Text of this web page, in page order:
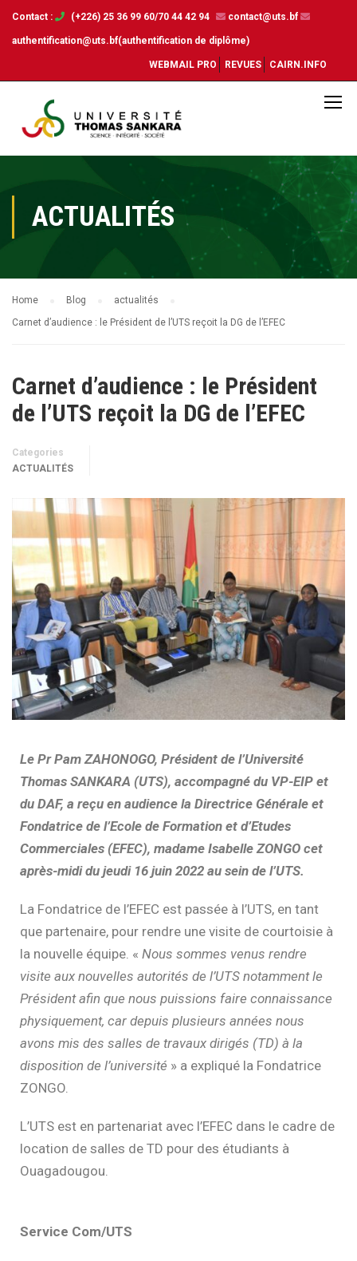
Contact : (+226) 25 36 99 60/70 44 42 94 contact@uts.bf
authentification@uts.bf(authentification de diplôme)
WEBMAIL PRO REVUES CAIRN.INFO
ACTUALITÉS
Home Blog
actualités
Carnet d’audience : le Président de l’UTS reçoit la DG de l’EFEC
Carnet d’audience : le Président
de l’UTS reçoit la DG de l’EFEC
Categories
ACTUALITÉS
Le Pr Pam ZAHONOGO, Président de l’Université
Thomas SANKARA (UTS), accompagné du VP-EIP et
du DAF, a reçu en audience la Directrice Générale et
Fondatrice de l’Ecole de Formation et d’Etudes
Commerciales (EFEC), madame Isabelle ZONGO cet
après-midi du jeudi 16 juin 2022 au sein de l’UTS.
La Fondatrice de l’EFEC est passée à l’UTS, en tant
que partenaire, pour rendre une visite de courtoisie à
la nouvelle équipe. « Nous sommes venus rendre
visite aux nouvelles autorités de l’UTS notamment le
Président afin que nous puissions faire connaissance
physiquement, car depuis plusieurs années nous
avons mis des salles de travaux dirigés (TD) à la
disposition de l’université » a expliqué la Fondatrice
ZONGO.
L’UTS est en partenariat avec l’EFEC dans le cadre de
location de salles de TD pour des étudiants à
Ouagadougou.
Service Com/UTS